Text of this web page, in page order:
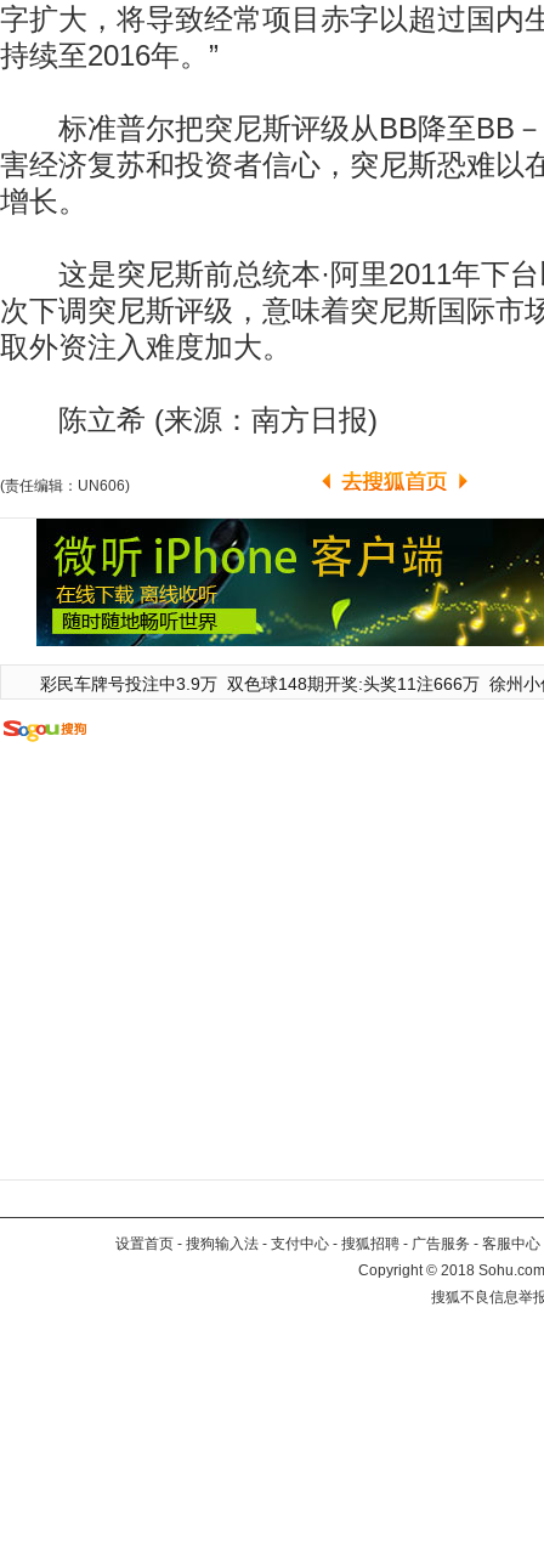
字扩大，将导致经常项目赤字以超过国内
持续至2016年。”
标准普尔把突尼斯评级从BB降至BB－
害经济复苏和投资者信心，突尼斯恐难以
增长。
这是突尼斯前总统本·阿里2011年下台
次下调突尼斯评级，意味着突尼斯国际市
取外资注入难度加大。
陈立希 (来源：南方日报)
(责任编辑：UN606)
彩民车牌号投注中3.9万 双色球148期开奖:头奖11注666万 徐州
设置首页 - 搜狗输入法 - 支付中心 - 搜狐招聘 - 广告服务 - 客服中心
Copyright©2018
搜狐不良信息举